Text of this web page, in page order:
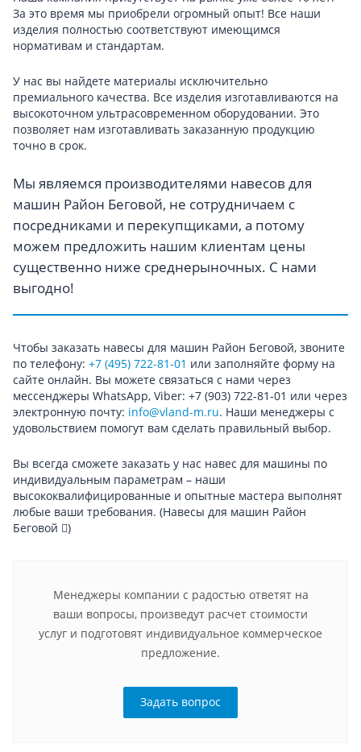
За это время мы приобрели огромный опыт! Все наши
изделия полностью соответствуют имеющимся
нормативам и стандартам.
У нас вы найдете материалы исключительно
премиального качества. Все изделия изготавливаются на
высокоточном ультрасовременном оборудовании. Это
позволяет нам изготавливать заказанную продукцию
точно в срок.
Мы являемся производителями навесов для
машин Район Беговой, не сотрудничаем с
посредниками и перекупщиками, а потому
можем предложить нашим клиентам цены
существенно ниже среднерыночных. С нами
выгодно!
Чтобы заказать навесы для машин Район Беговой, звоните
по телефону: +7 (495) 722-81-01 или заполняйте форму на
сайте онлайн. Вы можете связаться с нами через
мессенджеры WhatsApp, Viber: +7 (903) 722-81-01 или через
электронную почту: info@vland-m.ru. Наши менеджеры с
удовольствием помогут вам сделать правильный выбор.
Вы всегда сможете заказать у нас навес для машины по
индивидуальным параметрам – наши
высококвалифицированные и опытные мастера выполнят
любые ваши требования. (Навесы для машин Район
Беговой
)
Менеджеры компании с радостью ответят на
ваши вопросы, произведут расчет стоимости
услуг и подготовят индивидуальное коммерческое
предложение.
Задать вопрос